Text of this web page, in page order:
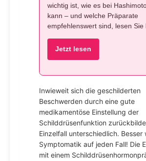
wichtig ist, wie es bei
kann – und welche Präparate
empfehlenswert sind, lesen Sie
Jetzt lesen
Inwieweit sich die geschilderten
Beschwerden durch eine gute
medikamentöse Einstellung der
Schilddrüsenfunktion
Einzelfall unterschiedlich. Besser
Symptomatik auf jeden Fall! Die
mit einem